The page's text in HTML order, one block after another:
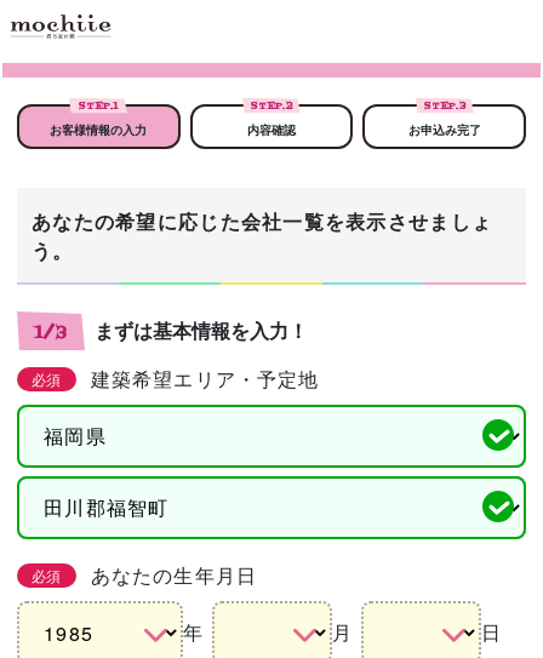
STEP.1
お客様情報の入力
STEP.2
内容確認
STEP.3
お申込み完了
あなたの希望に応じた会社一覧を表示させましょ
う。
1/3 まずは基本情報を入力！
必須 建築希望エリア・予定地
必須 あなたの生年月日
年 月 日